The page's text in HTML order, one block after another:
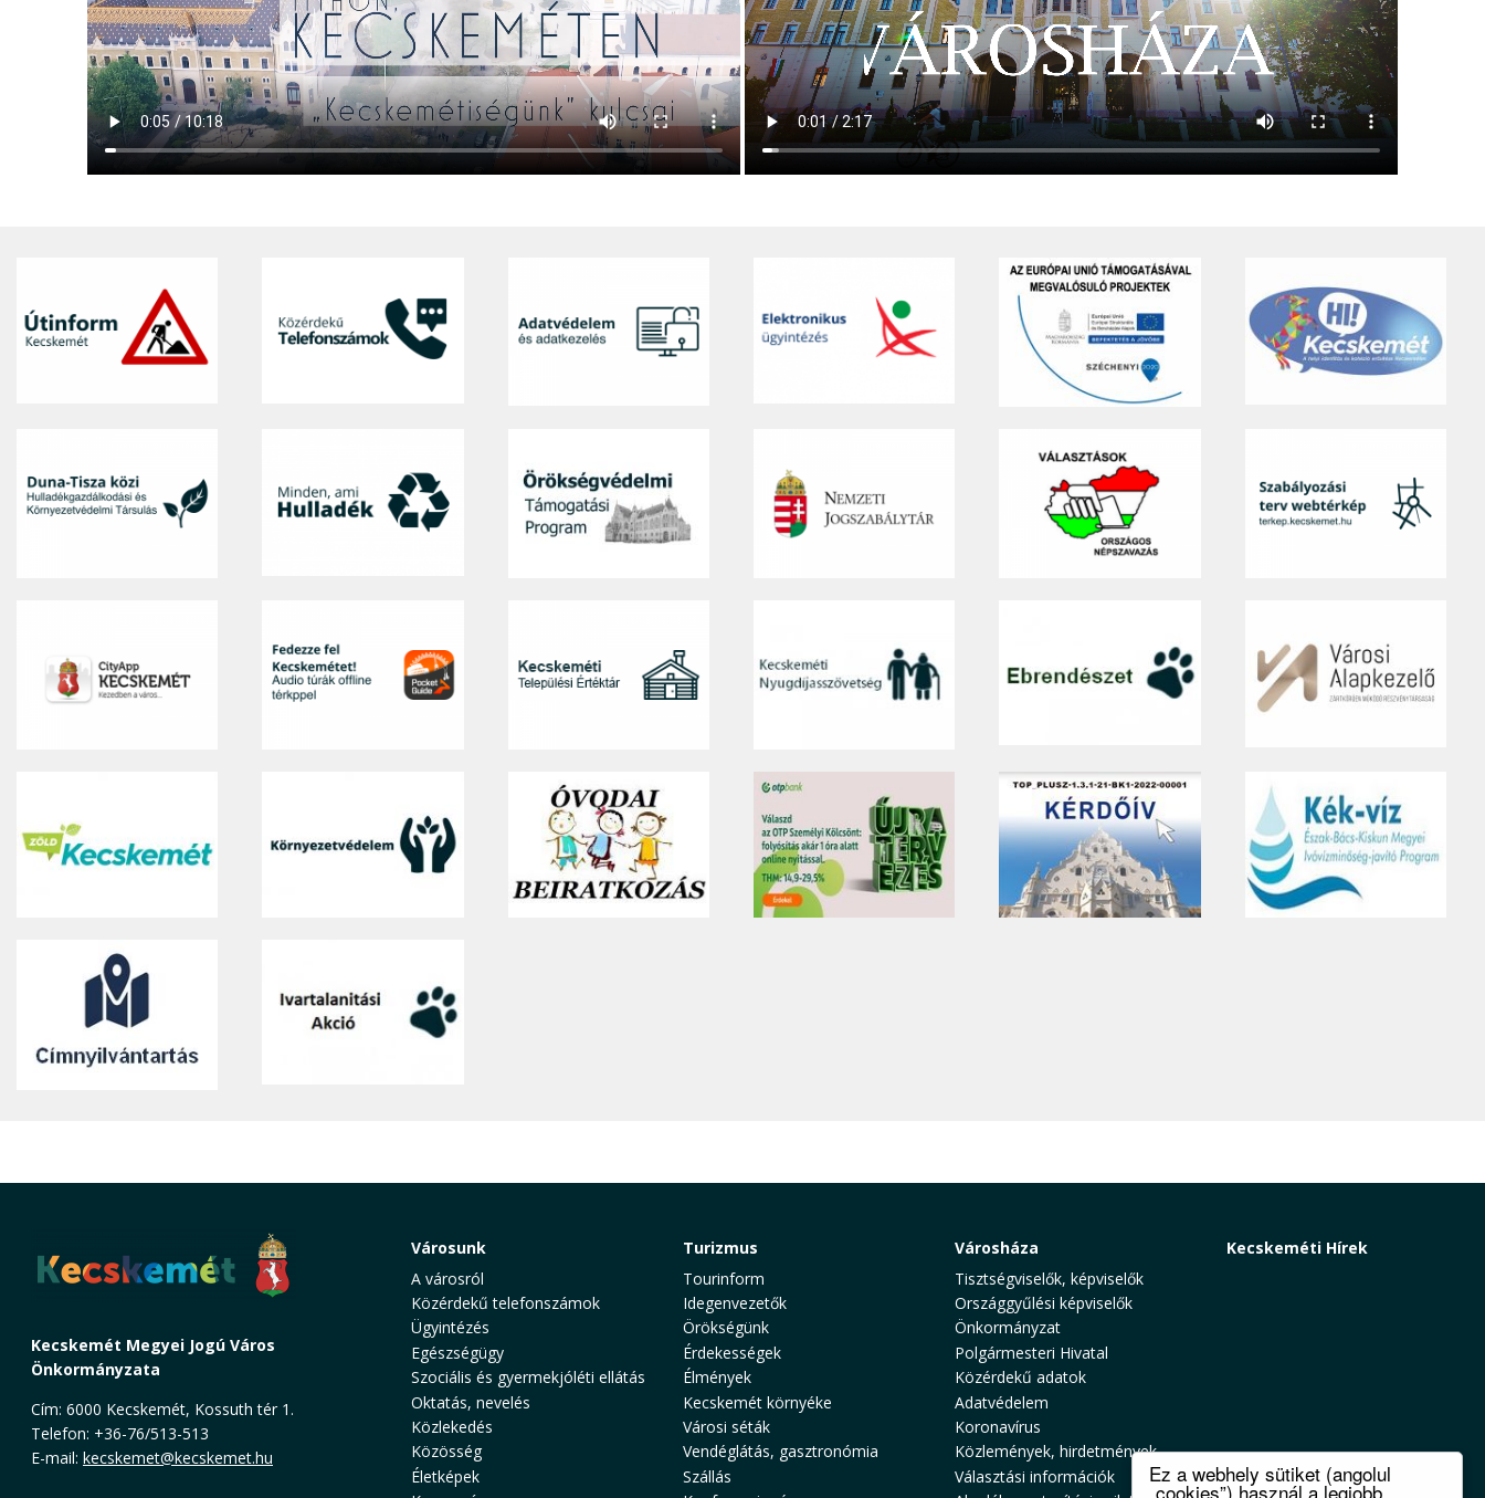
Ez a webhely sütiket (angolul
„cookies”) használ a legjobb
Kecskemét Megyei Jogú Város
Önkormányzata
Cím: 6000 Kecskemét, Kossuth tér 1.
Telefon: +36-76/513-513
E-mail: kecskemet@kecskemet.hu
Városunk
A városról
Közérdekű telefonszámok
Ügyintézés
Egészségügy
Szociális és gyermekjóléti ellátás
Oktatás, nevelés
Közlekedés
Közösség
Életképek
Turizmus
Tourinform
Idegenvezetők
Örökségünk
Érdekességek
Élmények
Kecskemét környéke
Városi séták
Vendéglátás, gasztronómia
Szállás
Városháza
Tisztségviselők, képviselők
Országgyűlési képviselők
Önkormányzat
Polgármesteri Hivatal
Közérdekű adatok
Adatvédelem
Koronavírus
Közlemények, hirdetmények
Választási információk
Kecskeméti Hírek